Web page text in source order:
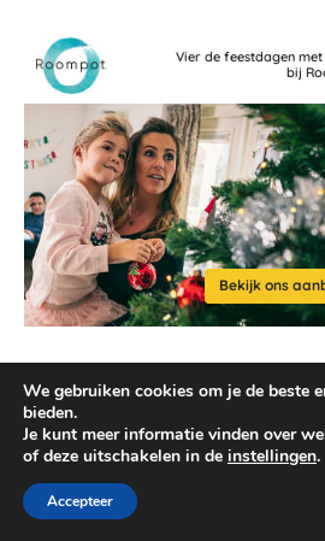
2026 ©
We gebruiken cookies om je de beste
bieden.
Je kunt meer informatie vinden over
of deze uitschakelen in de instellingen.
Accepteer